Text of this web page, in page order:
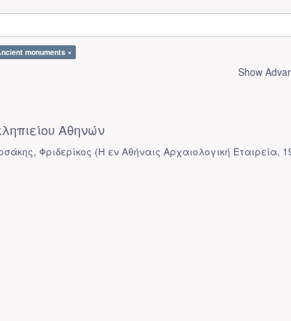
monuments ×
Show
Αθηνών
Φριδερίκος (Η εν Αθήναις Αρχαιολογική Εταιρεία,